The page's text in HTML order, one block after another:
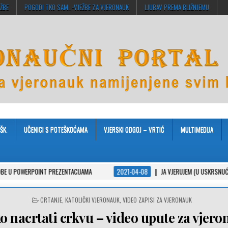
POGODI TKO SAM…-VJEŽBE ZA VJERONAUK LJUBAV PREMA BLIŽNJEMU
UČENICI S POTEŠKOĆAMA VJERSKI ODGOJ – VRTIĆ MULTIMEDIJA
PREZENTACIJAMA 2021-04-08 JA VJERUJEM (U USKRSNUĆE) 2020-
POSTED
CRTANJE ,KATOLIČKI VJERONAUK ,VIDEO ZAPISI ZA VJERONAUK
nacrtati crkvu – video upute za